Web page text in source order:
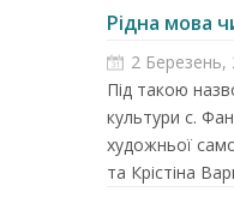
Рідна мова
2 Березень,
Під такою
культури с.
художньої
та Крістіна